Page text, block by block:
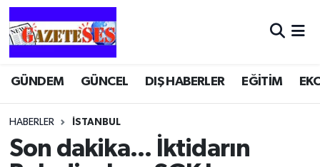
GÜNDEM GÜNCEL DIŞ HABERLER EĞİTİM
HABERLER İSTANBUL
Son dakika... İktidarın